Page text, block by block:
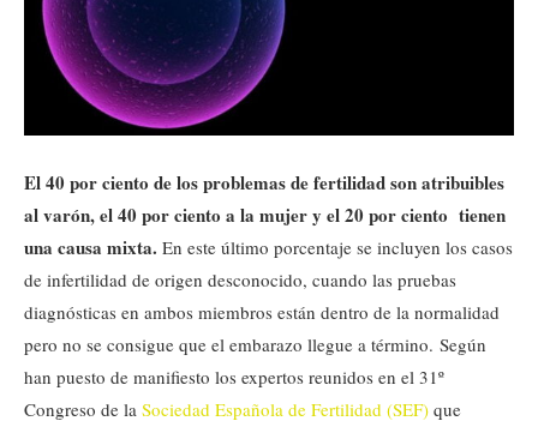
El 40 por ciento de los problemas de fertilidad son atribuibles
al varón, el 40 por ciento a la mujer y el 20 por ciento tienen
una causa mixta. En este último porcentaje se incluyen los casos
de infertilidad de origen desconocido, cuando las pruebas
diagnósticas en ambos miembros están dentro de la normalidad
pero no se consigue que el embarazo llegue a término. Según
han puesto de manifiesto los expertos reunidos en el 31º
Congreso de la Sociedad Española de Fertilidad (SEF) que